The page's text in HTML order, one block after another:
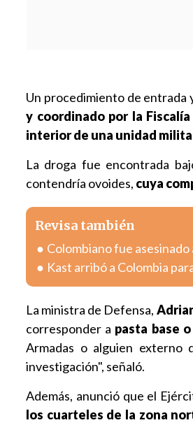
Un procedimiento de entrada
y coordinado por la Fiscalía
interior de una unidad
La droga fue encontrada
contendría ovoides, cuya
Revisa también
Colombiano fue
Kast arribó a Colombia
La ministra de Defensa,
corresponder a pasta base
Armadas o alguien externo
investigación", señaló.
Además, anunció que el
los cuarteles de la zona